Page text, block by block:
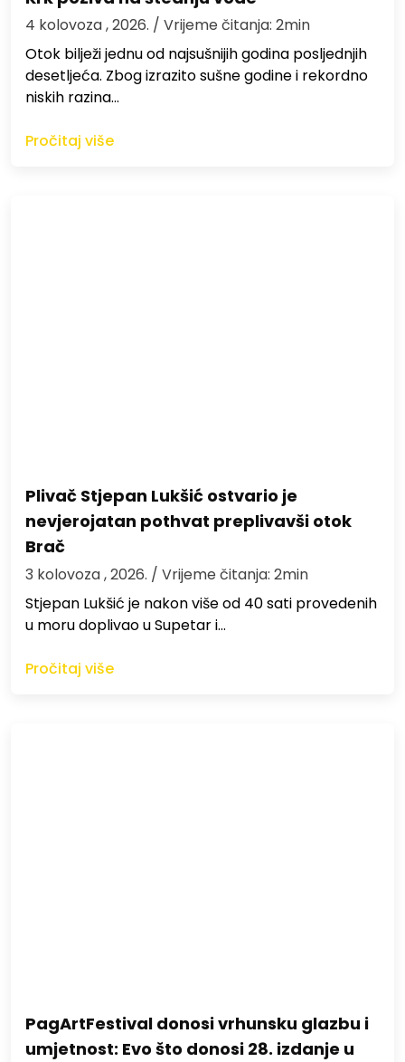
4 kolovoza , 2026. / Vrijeme čitanja: 2min
Otok bilježi jednu od najsušnijih godina posljednjih
desetljeća. Zbog izrazito sušne godine i rekordno
niskih razina…
Pročitaj više
Plivač Stjepan Lukšić ostvario je
nevjerojatan pothvat preplivavši otok
Brač
3 kolovoza , 2026. / Vrijeme čitanja: 2min
St​jepan Lukšić je nakon više od 40 sati provedenih
u moru doplivao u Supetar i…
Pročitaj više
PagArtFestival donosi vrhunsku glazbu i
umjetnost: Evo što donosi 28. izdanje u